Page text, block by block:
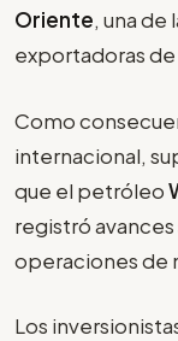
Oriente, una
exportadoras
Como
internacional,
que el petróleo
registró avances
operaciones de
Los